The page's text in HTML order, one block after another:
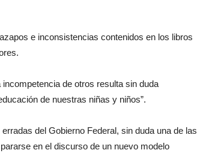
e inconsistencias contenidos en los libros
de otros resulta sin duda
de nuestras niñas y niños”.
del Gobierno Federal, sin duda una de las
en el discurso de un nuevo modelo